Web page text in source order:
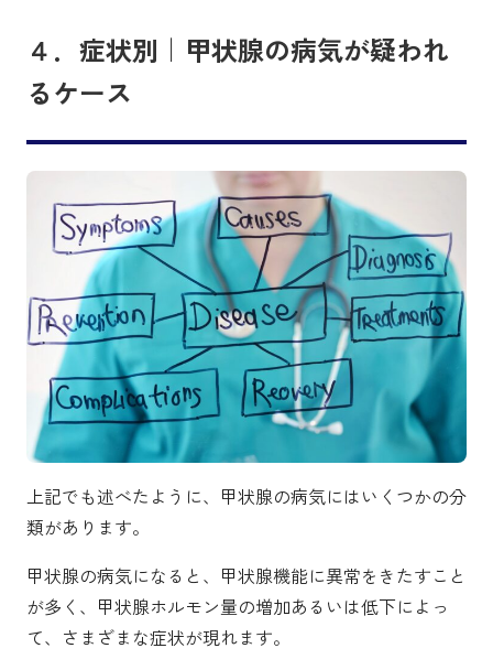
４．症状別｜甲状腺の病気が疑われ
るケース
上記でも述べたように、甲状腺の病気にはいくつかの分
類があります。
甲状腺の病気になると、甲状腺機能に異常をきたすこと
が多く、甲状腺ホルモン量の増加あるいは低下によっ
て、さまざまな症状が現れます。